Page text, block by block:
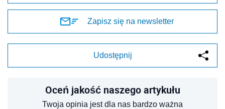
Zapisz się na newsletter
Udostępnij
Oceń jakość naszego artykułu
Twoja opinia jest dla nas bardzo ważna